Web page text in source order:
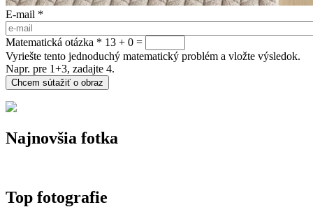
E-mail *
Matematická otázka * 13 + 0 =
Vyriešte tento jednoduchý matematický problém a vložte výsledok.
Napr. pre 1+3, zadajte 4.
Najnovšia fotka
Top fotografie